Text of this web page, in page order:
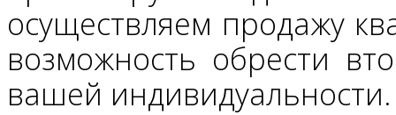
осуществляем продажу
возможность обрести
вашей индивидуальности.